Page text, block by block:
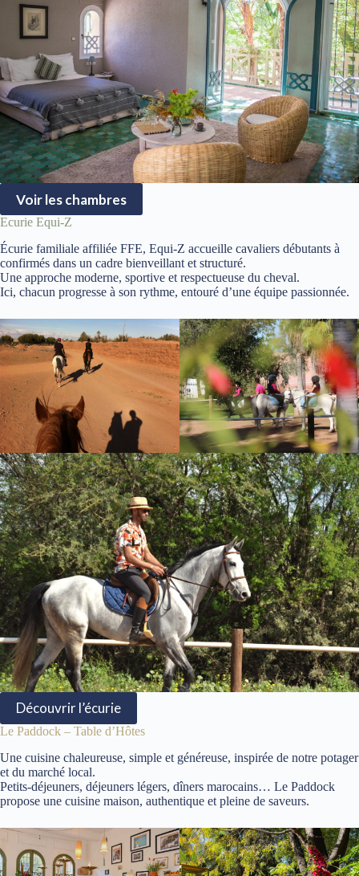
Voir les chambres
Ecurie Equi-Z
Écurie familiale affiliée FFE, Equi-Z accueille cavaliers débutants à
confirmés dans un cadre bienveillant et structuré.
Une approche moderne, sportive et respectueuse du cheval.
Ici, chacun progresse à son rythme, entouré d’une équipe passionnée.
Découvrir l’écurie
Le Paddock – Table d’Hôtes
Une cuisine chaleureuse, simple et généreuse, inspirée de notre potager
et du marché local.
Petits-déjeuners, déjeuners légers, dîners marocains… Le Paddock
propose une cuisine maison, authentique et pleine de saveurs.